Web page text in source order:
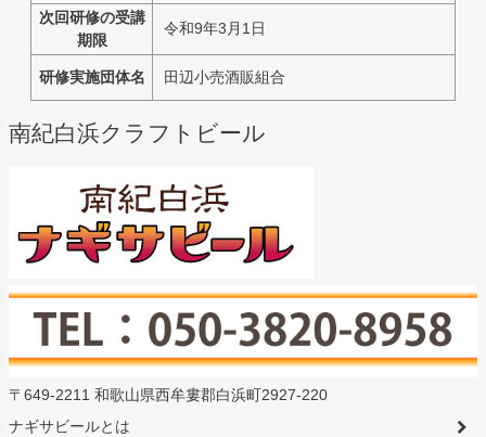
次回研修の受講
期限
令和9年3月1日
研修実施団体名 田辺小売酒販組合
南紀白浜クラフトビール
〒649-2211 和歌山県西牟婁郡白浜町2927-220
ナギサビールとは